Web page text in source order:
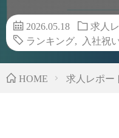
2026.05.18
求人
ランキング
入社祝
HOME 求人レポー